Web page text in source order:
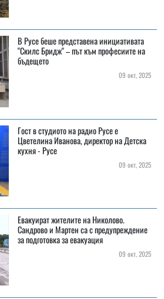
В Русе беше представена инициативата
"Скилс Бридж" – път към професиите на
бъдещето
09 окт, 2025
Гост в студиото на радио Русе е
Цветелина Иванова, директор на Детска
кухня - Русе
09 окт, 2025
Евакуират жителите на Николово.
Сандрово и Мартен са с предупреждение
за подготовка за евакуация
09 окт, 2025